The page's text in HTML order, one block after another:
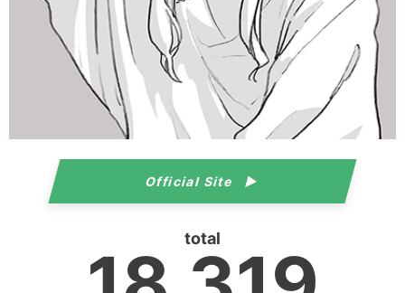
Official Site
total